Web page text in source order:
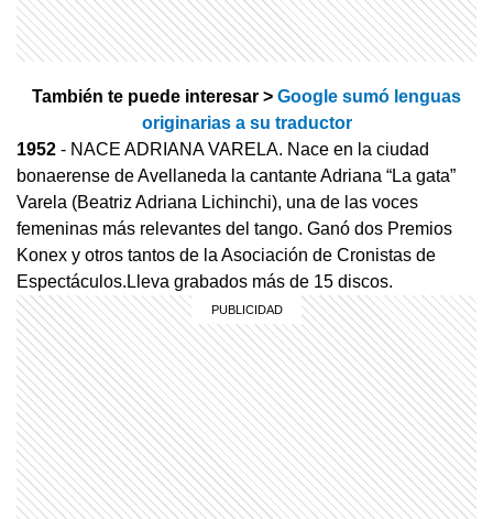
También te puede interesar > Google sumó lenguas
originarias a su traductor
1952 - NACE ADRIANA VARELA. Nace en la ciudad
bonaerense de Avellaneda la cantante Adriana “La gata”
Varela (Beatriz Adriana Lichinchi), una de las voces
femeninas más relevantes del tango. Ganó dos Premios
Konex y otros tantos de la Asociación de Cronistas de
Espectáculos.Lleva grabados más de 15 discos.